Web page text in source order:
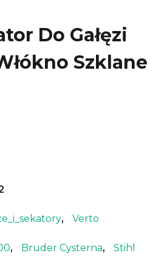
Do Gałęzi
Szklane
, Verto
, Bruder Cysterna,
Stihl